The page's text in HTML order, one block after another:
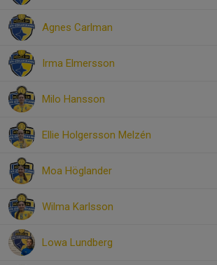
Agnes Carlman
Irma Elmersson
Milo Hansson
Ellie Holgersson Melzén
Moa Höglander
Wilma Karlsson
Lowa Lundberg